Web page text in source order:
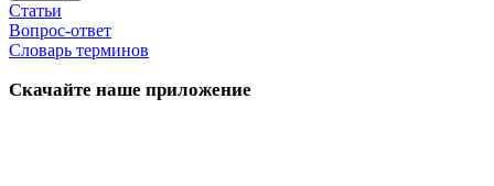
Статьи
Вопрос-ответ
Словарь терминов
Скачайте наше приложение